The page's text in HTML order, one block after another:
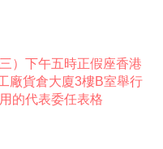
）下午五時正假座香港
廠貨倉大廈3樓B室舉行
的代表委任表格